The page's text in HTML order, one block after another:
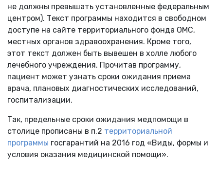
не должны превышать установленные федеральным
центром). Текст программы находится в свободном
доступе на сайте территориального фонда ОМС,
местных органов здравоохранения. Кроме того,
этот текст должен быть вывешен в холле любого
лечебного учреждения. Прочитав программу,
пациент может узнать сроки ожидания приема
врача, плановых диагностических исследований,
госпитализации.
Так, предельные сроки ожидания медпомощи в
столице прописаны в п.2 территориальной
программы госгарантий на 2016 год «Виды, формы и
условия оказания медицинской помощи».